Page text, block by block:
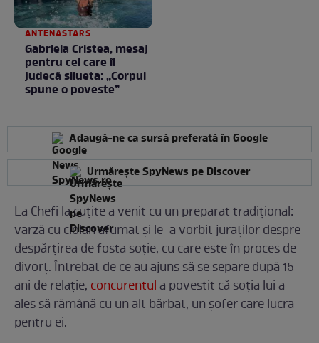
ANTENASTARS
Gabriela Cristea, mesaj
pentru cei care îi
judecă silueta: „Corpul
spune o poveste”
Adaugă-ne ca sursă preferată în Google
Urmărește SpyNews pe Discover
La Chefi la cuțite a venit cu un preparat tradițional:
varză cu ciolan afumat și le-a vorbit juraților despre
despărțirea de fosta soție, cu care este în proces de
divorț. Întrebat de ce au ajuns să se separe după 15
ani de relație, concurentula povestit că soția lui a
ales să rămână cu un alt bărbat, un șofer care lucra
pentru ei.